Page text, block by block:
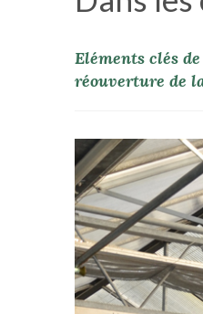
Eléments clés
réouverture de